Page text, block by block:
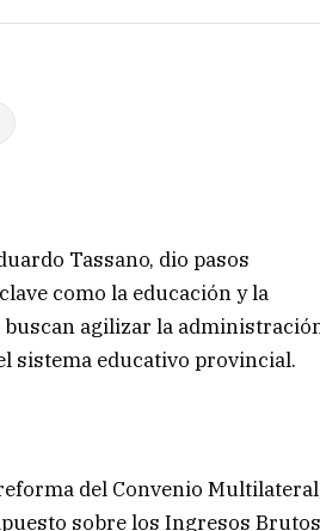
Tassano, dio pasos
como la educación y la
buscan agilizar la
sistema educativo provincial.
del Convenio
sobre los Ingresos Brutos